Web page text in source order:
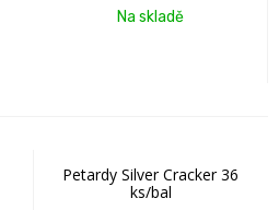
Na skladě
Petardy Silver Cracker 36
ks/bal